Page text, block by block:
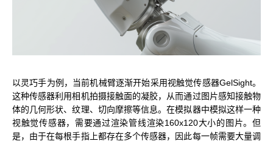
以灵巧手为例，当前机械臂逐渐开始采用视触觉传感器GelSight。
这种传感器利用相机拍摄接触面的凝胶，从而通过图片感知接触物
体的几何形状、纹理、切向摩擦等信息。在模拟器中模拟这样一种
视触觉传感器，需要通过渲染管线渲染160x120大小的图片。但
是，由于在每根手指上都存在多个传感器，因此每一帧需要大量调